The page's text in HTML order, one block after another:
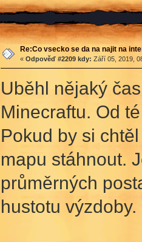
Re:Co vsecko se da na najit na
« Odpověď #2209 kdy: Září 05, 2019,
Uběhl nějaký
Minecraftu. Od
Pokud by si
mapu stáhnout.
průměrných
hustotu výzdoby.